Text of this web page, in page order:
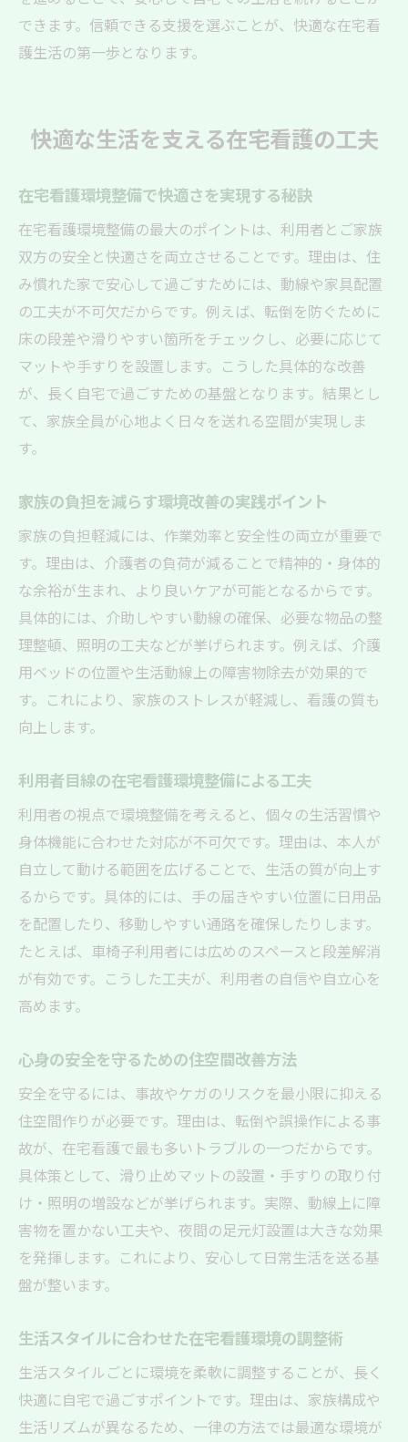
地域資源を活かした環境改善の取り組み方
在宅看護環境整備支援の相談窓口の活用法
在宅看護環境整備の成功事例に学ぶ工夫
家族と一緒に進める環境改善の実践ポイン
ト
実際の在宅看護現場で役立つ環境整備術
利用者目線で考えた安心できる住まいの工
在宅看護環境整備による生活の質向上事例
寄り添う支援が叶える快適な在宅環境
できます。信頼できる支援を選ぶことが、快適な在宅看
護生活の第一歩となります。
快適な生活を支える在宅看護の工夫
在宅看護環境整備で快適さを実現する秘訣
在宅看護環境整備の最大のポイントは、利用者とご家族
双方の安全と快適さを両立させることです。理由は、住
み慣れた家で安心して過ごすためには、動線や家具配置
の工夫が不可欠だからです。例えば、転倒を防ぐために
床の段差や滑りやすい箇所をチェックし、必要に応じて
マットや手すりを設置します。こうした具体的な改善
が、長く自宅で過ごすための基盤となります。結果とし
て、家族全員が心地よく日々を送れる空間が実現しま
す。
家族の負担を減らす環境改善の実践ポイント
家族の負担軽減には、作業効率と安全性の両立が重要で
す。理由は、介護者の負荷が減ることで精神的・身体的
な余裕が生まれ、より良いケアが可能となるからです。
具体的には、介助しやすい動線の確保、必要な物品の整
理整頓、照明の工夫などが挙げられます。例えば、介護
用ベッドの位置や生活動線上の障害物除去が効果的で
す。これにより、家族のストレスが軽減し、看護の質も
向上します。
利用者目線の在宅看護環境整備による工夫
利用者の視点で環境整備を考えると、個々の生活習慣や
身体機能に合わせた対応が不可欠です。理由は、本人が
自立して動ける範囲を広げることで、生活の質が向上す
るからです。具体的には、手の届きやすい位置に日用品
を配置したり、移動しやすい通路を確保したりします。
たとえば、車椅子利用者には広めのスペースと段差解消
が有効です。こうした工夫が、利用者の自信や自立心を
高めます。
心身の安全を守るための住空間改善方法
安全を守るには、事故やケガのリスクを最小限に抑える
住空間作りが必要です。理由は、転倒や誤操作による事
故が、在宅看護で最も多いトラブルの一つだからです。
具体策として、滑り止めマットの設置・手すりの取り付
け・照明の増設などが挙げられます。実際、動線上に障
害物を置かない工夫や、夜間の足元灯設置は大きな効果
を発揮します。これにより、安心して日常生活を送る基
盤が整います。
生活スタイルに合わせた在宅看護環境の調整術
生活スタイルごとに環境を柔軟に調整することが、長く
快適に自宅で過ごすポイントです。理由は、家族構成や
生活リズムが異なるため、一律の方法では最適な環境が